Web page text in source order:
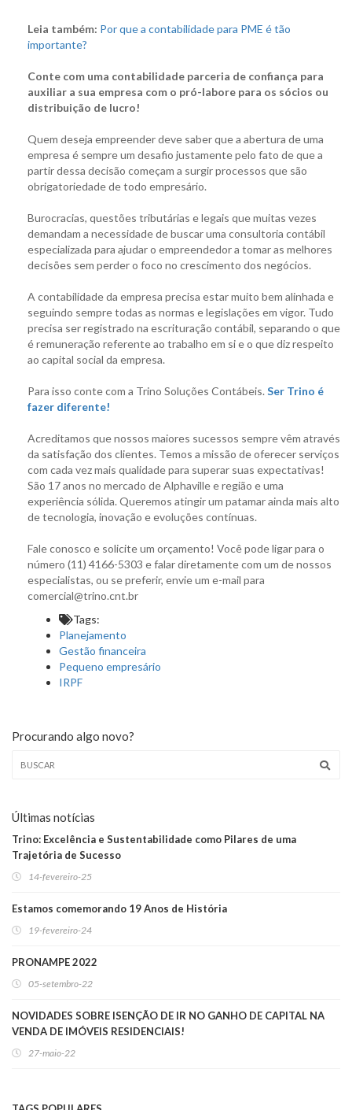
Leia também: Por que a contabilidade para PME é tão
importante?
Conte com uma contabilidade parceria de confiança para
auxiliar a sua empresa com o pró-labore para os sócios ou
distribuição de lucro!
Quem deseja empreender deve saber que a abertura de uma
empresa é sempre um desafio justamente pelo fato de que a
partir dessa decisão começam a surgir processos que são
obrigatoriedade de todo empresário.
Burocracias, questões tributárias e legais que muitas vezes
demandam a necessidade de buscar uma consultoria contábil
especializada para ajudar o empreendedor a tomar as melhores
decisões sem perder o foco no crescimento dos negócios.
A contabilidade da empresa precisa estar muito bem alinhada e
seguindo sempre todas as normas e legislações em vigor. Tudo
precisa ser registrado na escrituração contábil, separando o que
é remuneração referente ao trabalho em si e o que diz respeito
ao capital social da empresa.
Para isso conte com a Trino Soluções Contábeis. Ser Trino é
fazer diferente!
Acreditamos que nossos maiores sucessos sempre vêm através
da satisfação dos clientes. Temos a missão de oferecer serviços
com cada vez mais qualidade para superar suas expectativas!
São 17 anos no mercado de Alphaville e região e uma
experiência sólida. Queremos atingir um patamar ainda mais alto
de tecnologia, inovação e evoluções contínuas.
Fale conosco e solicite um orçamento! Você pode ligar para o
número (11) 4166-5303 e falar diretamente com um de nossos
especialistas, ou se preferir, envie um e-mail para
comercial@trino.cnt.br
Tags:
Planejamento
Gestão financeira
Pequeno empresário
IRPF
Procurando algo novo?
Últimas notícias
Trino: Excelência e Sustentabilidade como Pilares de uma
Trajetória de Sucesso
14-fevereiro-25
Estamos comemorando 19 Anos de História
19-fevereiro-24
PRONAMPE 2022
05-setembro-22
NOVIDADES SOBRE ISENÇÃO DE IR NO GANHO DE CAPITAL NA
VENDA DE IMÓVEIS RESIDENCIAIS!
27-maio-22